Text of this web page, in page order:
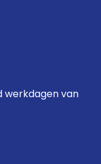
werkdagen van